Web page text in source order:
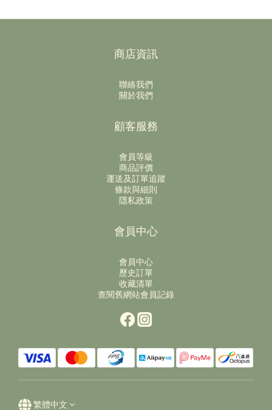
商店資訊
聯絡我們
關於我們
顧客服務
會員等級
商品評價
運送及訂單追蹤
條款與細則
隱私政策
會員中心
會員中心
歷史訂單
收藏清單
查閱舊網站會員記錄
繁體中文